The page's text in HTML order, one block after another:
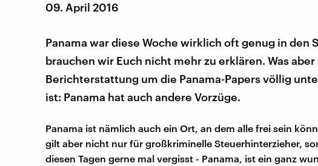
09. April 2016
Panama war diese Woche wirklich oft genug in den
brauchen wir Euch nicht mehr zu erklären. Was
Berichterstattung um die Panama-Papers völlig
ist: Panama hat auch andere Vorzüge.
Panama ist nämlich auch ein Ort, an dem alle frei sein
gilt aber nicht nur für großkriminelle Steuerhinterzieher,
diesen Tagen gerne mal vergisst - Panama, ist ein ganz